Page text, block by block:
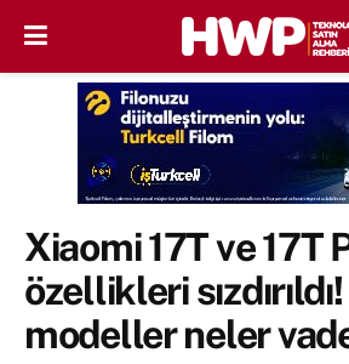
Xiaomi 17T ve 17T
özellikleri
modeller neler